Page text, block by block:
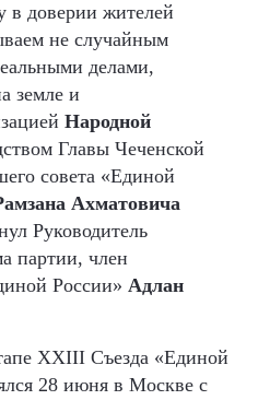
в доверии жителей
не случайным
делами,
земле и
Народной
Главы Чеченской
совета «Единой
Ахматовича
Руководитель
партии, член
России» Адлан
XXIII Съезда «Единой
28 июня в Москве с